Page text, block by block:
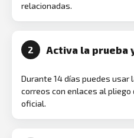
relacionadas.
2 Activa la prueba
Durante 14 días puedes usar
correos con enlaces al pliego
oficial.